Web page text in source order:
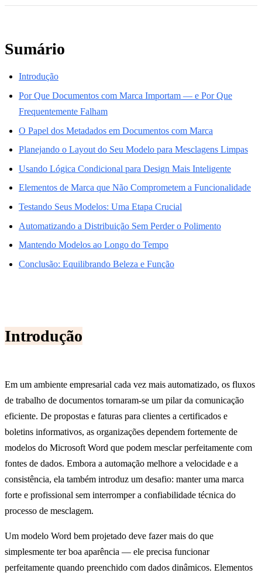
Sumário
Introdução
Por Que Documentos com Marca Importam — e Por Que
Frequentemente Falham
O Papel dos Metadados em Documentos com Marca
Planejando o Layout do Seu Modelo para Mesclagens Limpas
Usando Lógica Condicional para Design Mais Inteligente
Elementos de Marca que Não Comprometem a Funcionalidade
Testando Seus Modelos: Uma Etapa Crucial
Automatizando a Distribuição Sem Perder o Polimento
Mantendo Modelos ao Longo do Tempo
Conclusão: Equilibrando Beleza e Função
Introdução
Em um ambiente empresarial cada vez mais automatizado, os fluxos
de trabalho de documentos tornaram-se um pilar da comunicação
eficiente. De propostas e faturas para clientes a certificados e
boletins informativos, as organizações dependem fortemente de
modelos do Microsoft Word que podem mesclar perfeitamente com
fontes de dados. Embora a automação melhore a velocidade e a
consistência, ela também introduz um desafio: manter uma marca
forte e profissional sem interromper a confiabilidade técnica do
processo de mesclagem.
Um modelo Word bem projetado deve fazer mais do que
simplesmente ter boa aparência — ele precisa funcionar
perfeitamente quando preenchido com dados dinâmicos. Elementos